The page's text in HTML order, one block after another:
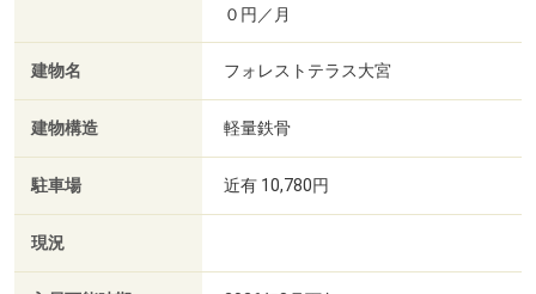
０円／月
建物名 フォレストテラス大宮
建物構造 軽量鉄骨
駐車場 近有 10,780円
現況